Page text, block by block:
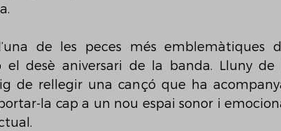
de les peces més emblemàtiques
desè aniversari de la banda. Lluny de
de rellegir una cançó que ha
la cap a un nou espai sonor i